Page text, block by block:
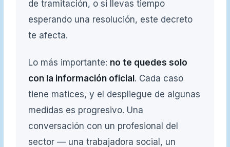
de tramitación, o si llevas tiempo
esperando una resolución, este decreto
te afecta.
Lo más importante: no te quedes solo
con la información oficial . Cada caso
tiene matices, y el despliegue de algunas
medidas es progresivo. Una
conversación con un profesional del
sector — una trabajadora social, un